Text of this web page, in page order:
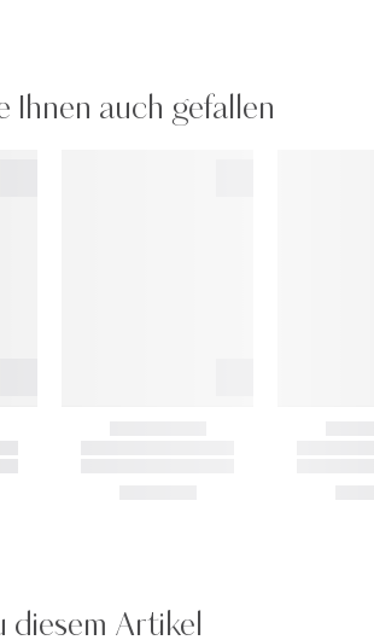
Ihnen auch gefallen
diesem Artikel